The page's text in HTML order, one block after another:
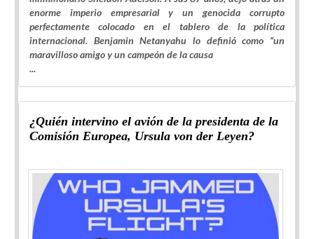
enorme imperio empresarial y un genocida corrupto
perfectamente colocado en el tablero de la política
internacional. Benjamin Netanyahu lo definió como “un
maravilloso amigo y un campeón de la causa
...
¿Quién intervino el avión de la presidenta de la
Comisión Europea, Ursula von der Leyen?